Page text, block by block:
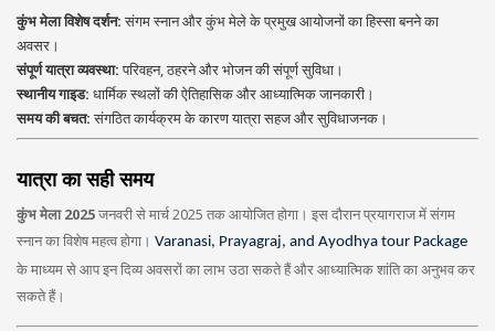
कुंभ मेला विशेष दर्शन: संगम स्नान और कुंभ मेले के प्रमुख आयोजनों का हिस्सा बनने का
अवसर।
संपूर्ण यात्रा व्यवस्था: परिवहन, ठहरने और भोजन की संपूर्ण सुविधा।
स्थानीय गाइड: धार्मिक स्थलों की ऐतिहासिक और आध्यात्मिक जानकारी।
समय की बचत: संगठित कार्यक्रम के कारण यात्रा सहज और सुविधाजनक।
यात्रा का सही समय
कुंभ मेला 2025जनवरी से मार्च 2025 तक आयोजित होगा। इस दौरान प्रयागराज में संगम
स्नान का विशेष महत्व होगा। Varanasi, Prayagraj, and Ayodhya tour Package
के माध्यम से आप इन दिव्य अवसरों का लाभ उठा सकते हैं और आध्यात्मिक शांति का अनुभव कर
सकते हैं।